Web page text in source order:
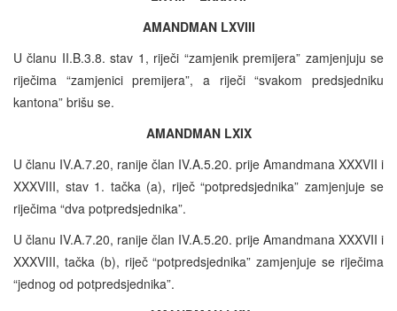
AMANDMAN LXVIII
U članu II.B.3.8. stav 1, riječi “zamjenik premijera” zamjenjuju se
riječima “zamjenici premijera”, a riječi “svakom predsjedniku
kantona” brišu se.
AMANDMAN LXIX
U članu IV.A.7.20, ranije član IV.A.5.20. prije Amandmana XXXVII i
XXXVIII, stav 1. tačka (a), riječ “potpredsjednika” zamjenjuje se
riječima “dva potpredsjednika”.
U članu IV.A.7.20, ranije član IV.A.5.20. prije Amandmana XXXVII i
XXXVIII, tačka (b), riječ “potpredsjednika” zamjenjuje se riječima
“jednog od potpredsjednika”.